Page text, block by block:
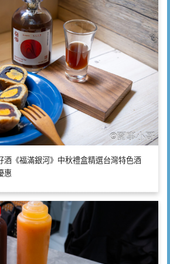
酒《福滿銀河》中秋禮盒精選台灣特色酒
惠